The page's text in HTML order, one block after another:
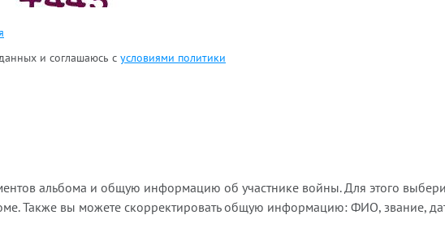
и соглашаюсь с условиями политики
альбома и общую информацию об участнике войны. Для этого
Также вы можете скорректировать общую информацию: ФИО, звание,